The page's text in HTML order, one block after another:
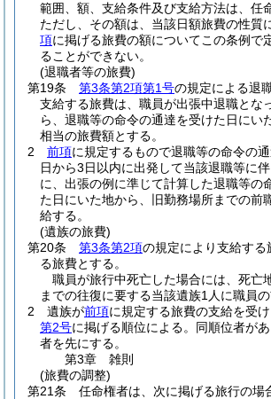
範囲、額、支給条件及び支給方法は、任
ただし、その額は、当該日額旅費の性質
項に掲げる旅費の額についてこの条例で
ることができない。
(退職者等の旅費)
第19条
第3条第2項第1号の規定による退
支給する旅費は、職員が出張中退職とな
ら、退職等の命令の通達を受けた日にい
相当の旅費額とする。
2
前項に規定するもので退職等の命令の
日から3日以内に出発して当該退職等に
に、出張の例に準じて計算した退職等の
た日にいた地から、旧勤務場所までの前
給する。
(遺族の旅費)
第20条
第3条第2項の規定により支給する
る旅費とする。
職員が旅行中死亡した場合には、死亡
までの往復に要する当該遺族1人に職員
2
遺族が前項に規定する旅費の支給を受け
第2号に掲げる順位による。 同順位者が
者を先にする。
第3章
雑則
(旅費の調整)
第21条
任命権者は、次に掲げる旅行の場